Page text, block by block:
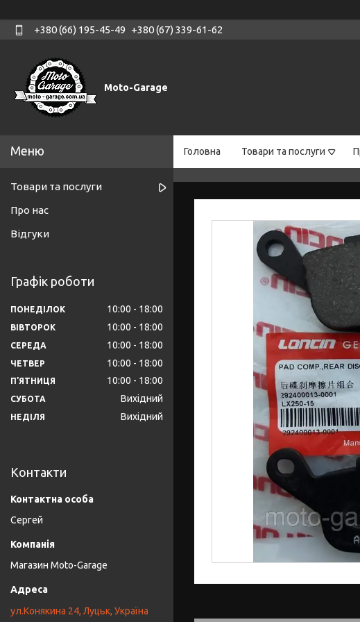
+380 (66) 195-45-49 +380 (67) 339-61-62
Moto-Garage
Головна Товари та послуги
Товари та послуги
Про нас
Відгуки
Графік роботи
ПОНЕДІЛОК 10:00 18:00
ВІВТОРОК 10:00 18:00
СЕРЕДА 10:00 18:00
ЧЕТВЕР 10:00 18:00
ПʼЯТНИЦЯ 10:00 18:00
СУБОТА Вихідний
НЕДІЛЯ Вихідний
Контакти
Сергей
Магазин Moto-Garage
ул.Конякина 24, Луцьк, Україна